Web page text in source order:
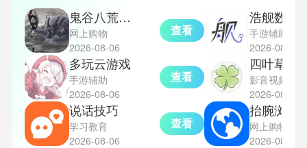
鬼谷八荒辅助器
网上购物
2026-08-06
查看
多玩云游戏
手游辅助
2026-08-06
查看
说话技巧
学习教育
2026-08-06
查看
浩舰数据
手游辅助
2026-08-06
四叶草影
影音视频
2026-08-06
抬腕浏览
网上购物
2026-08-06